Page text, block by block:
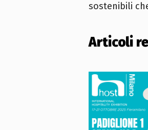
sostenibili
Articoli